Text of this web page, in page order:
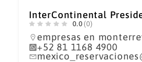
InterContinental
0.0 (0)
empresas en
+52 81 1168 4900